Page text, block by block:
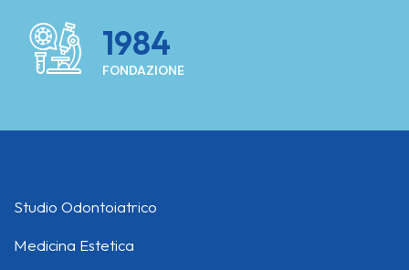
1984
FONDAZIONE
Studio Odontoiatrico
Medicina Estetica